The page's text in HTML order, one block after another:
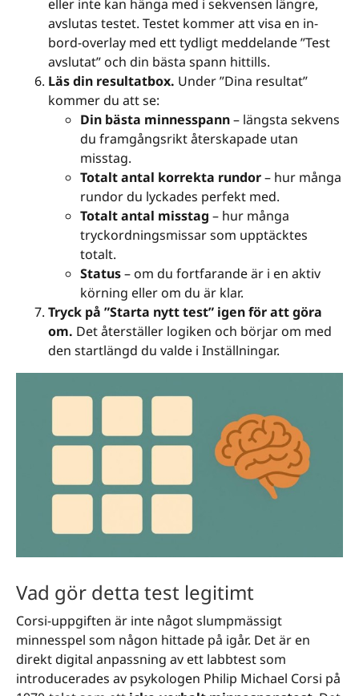
eller inte kan hänga med i sekvensen längre,
avslutas testet. Testet kommer att visa en in-
bord-overlay med ett tydligt meddelande ”Test
avslutat” och din bästa spann hittills.
Läs din resultatbox. Under ”Dina resultat”
kommer du att se:
Din bästa minnesspann– längsta sekvens
du framgångsrikt återskapade utan
misstag.
Totalt antal korrekta rundor– hur många
rundor du lyckades perfekt med.
Totalt antal misstag – hur många
tryckordningsmissar som upptäcktes
totalt.
Status– om du fortfarande är i en aktiv
körning eller om du är klar.
Tryck på ”Starta nytt test” igen för att göra
om. Det återställer logiken och börjar om med
den startlängd du valde i Inställningar.
Vad gör detta test legitimt
Corsi-uppgiften är inte något slumpmässigt
minnesspel som någon hittade på igår. Det är en
direkt digital anpassning av ett labbtest som
introducerades av psykologen Philip Michael Corsi på